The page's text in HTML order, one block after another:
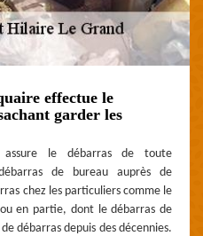
effectue le
garder les
assure le débarras de toute
de bureau auprès de
chez les particuliers comme le
en partie, dont le débarras de
débarras depuis des décennies.